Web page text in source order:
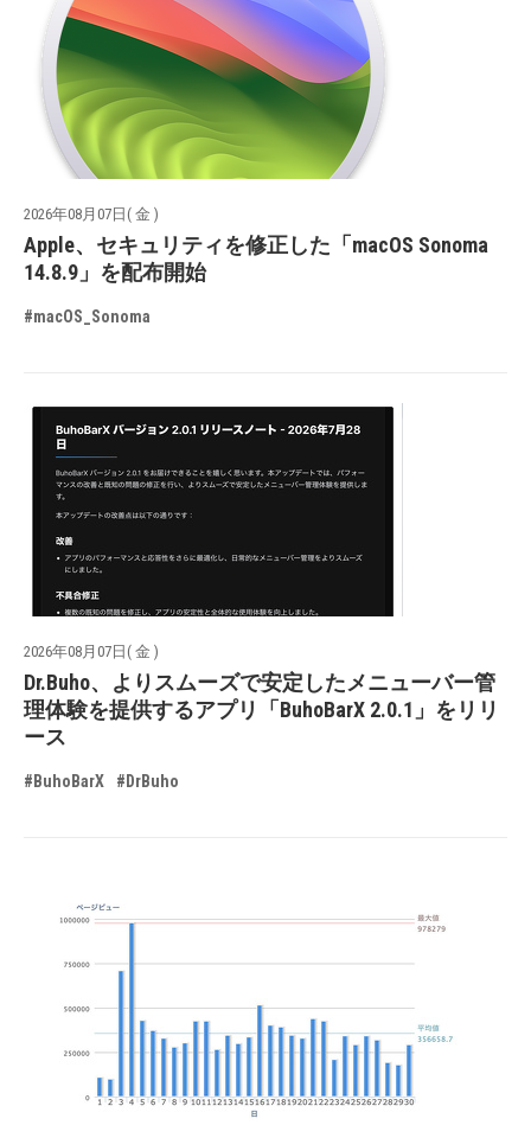
2026年08月07日( 金 )
Apple、セキュリティを修正した「macOS Sonoma
14.8.9」を配布開始
#macOS_Sonoma
2026年08月07日( 金 )
Dr.Buho、よりスムーズで安定したメニューバー管
理体験を提供するアプリ「BuhoBarX 2.0.1」をリリ
ース
#BuhoBarX #DrBuho